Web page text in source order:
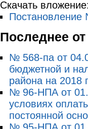
Скачать
Постановление
Последнее от
№ 568-па от
бюджетной и
района на 2018
№ 96-НПА от
условиях
постоянной